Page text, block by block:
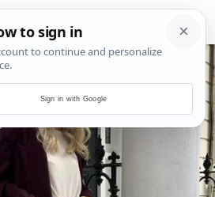
Sign in with Google